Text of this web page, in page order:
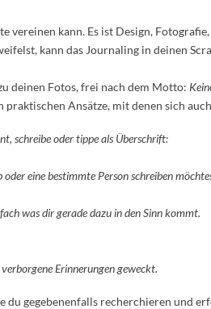
vereinen kann. Es ist Design,
kann das Journaling in deinen
deinen Fotos, frei nach dem Motto:
Ansätze, mit denen sich
schreibe oder tippe als Überschrift:
eine bestimmte Person schreiben
was dir gerade dazu in den Sinn kommt.
Erinnerungen geweckt.
du gegebenenfalls recherchieren und